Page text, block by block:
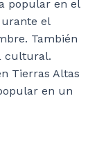
popular en el
el
También
cultural.
Tierras Altas
en un